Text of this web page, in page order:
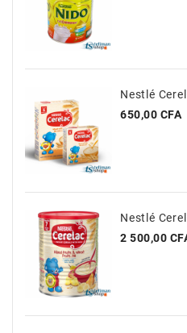
Nestlé
Prix
650,00 CFA
Nestlé
Prix
2 500,00